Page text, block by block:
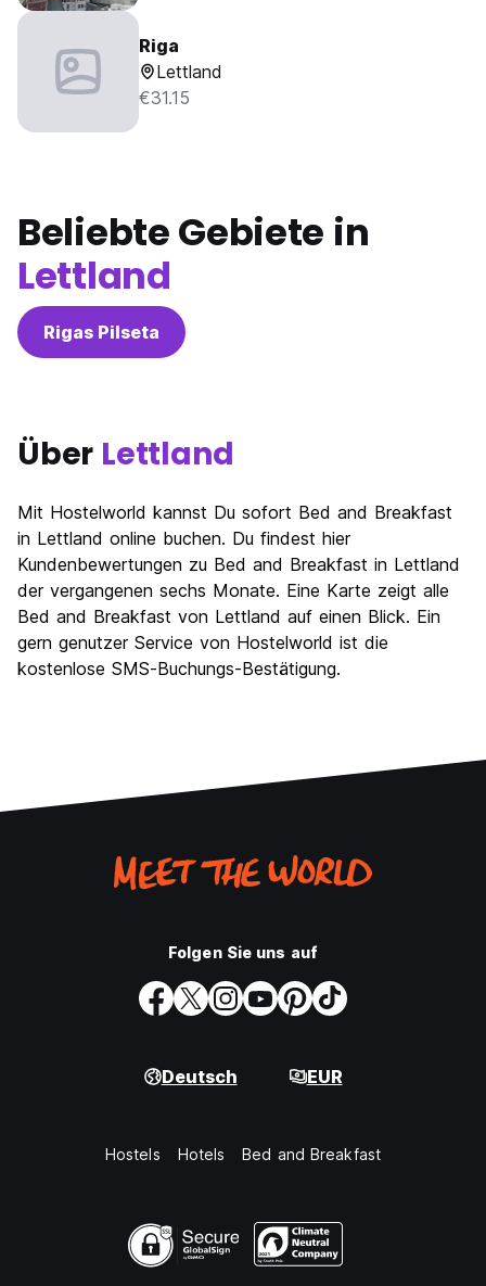
Riga
Lettland
€31.15
Beliebte Gebiete in
Lettland
Rigas Pilseta
Über Lettland
Mit Hostelworld kannst Du sofort Bed and Breakfast
in Lettland online buchen. Du findest hier
Kundenbewertungen zu Bed and Breakfast in Lettland
der vergangenen sechs Monate. Eine Karte zeigt alle
Bed and Breakfast von Lettland auf einen Blick. Ein
gern genutzer Service von Hostelworld ist die
kostenlose SMS-Buchungs-Bestätigung.
Folgen Sie uns auf
Deutsch EUR
Hostels Hotels Bed and Breakfast